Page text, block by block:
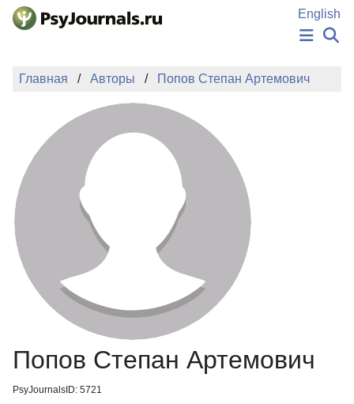
Перейти к основному содержанию
English
НОВОСТИ
АВТОРЫ
ПОДАТЬ РУКОПИСЬ
БАЗА ЗНАНИЙ
КЛЮЧЕВЫЕ СЛОВА
Регистрация
Главная Авторы Попов Степан Артемович
Попов Степан Артемович
PsyJournalsID: 5721